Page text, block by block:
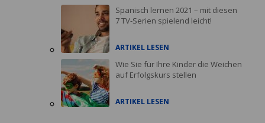
Spanisch lernen 2021 – mit diesen
7 TV-Serien spielend leicht!
ARTIKEL LESEN
Wie Sie für Ihre Kinder die Weichen
auf Erfolgskurs stellen
ARTIKEL LESEN